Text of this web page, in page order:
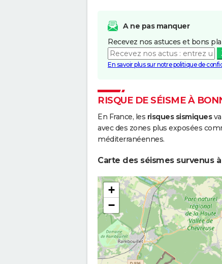
A ne pas manquer
Recevez nos astuces et bons
En savoir plus sur notre politique de
RISQUE DE SÉISME À
En France, les risques sismiques
avec des zones plus exposées
méditerranéennes.
Carte des séismes survenus
+
−